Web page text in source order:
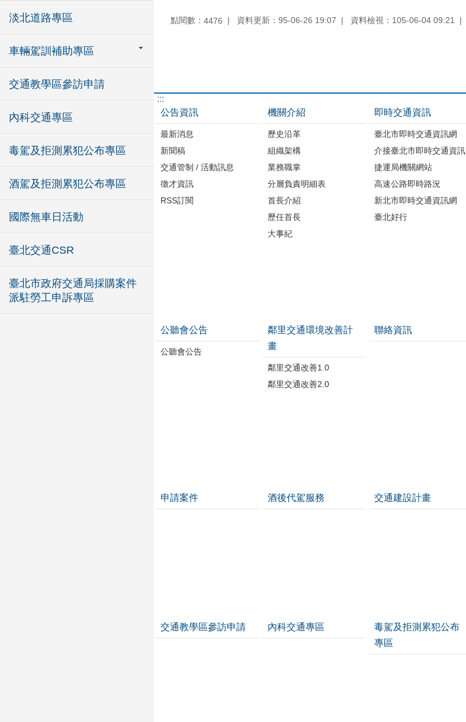
淡北道路專區
車輛駕訓補助專區
交通教學區參訪申請
內科交通專區
毒駕及拒測累犯公布專區
酒駕及拒測累犯公布專區
國際無車日活動
臺北交通CSR
臺北市政府交通局採購案件
派駐勞工申訴專區
點閱數： 4476 資料更新：95-06-26 19:07 資料檢視：105-06-04 09:21
:::
公告資訊
最新消息
新聞稿
交通管制 / 活動訊息
徵才資訊
RSS訂閱
機關介紹
歷史沿革
組織架構
業務職掌
分層負責明細表
首長介紹
歷任首長
大事紀
即時交通資訊
臺北市即時交通資訊網
介接臺北市即時交通資訊
捷運局機關網站
高速公路即時路況
新北市即時交通資訊網
臺北好行
公聽會公告
公聽會公告
鄰里交通環境改善計
畫
鄰里交通改善1.0
鄰里交通改善2.0
聯絡資訊
申請案件 酒後代駕服務 交通建設計畫
交通教學區參訪申請 內科交通專區
毒駕及拒測累犯公布
專區